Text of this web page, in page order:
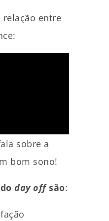
relação entre
sobre a
bom sono!
day offsão: